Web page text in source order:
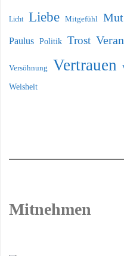
Licht Liebe Mitgefühl Mut
Paulus Politik Trost
Versöhnung Vertrauen
Weisheit
Mitnehmen